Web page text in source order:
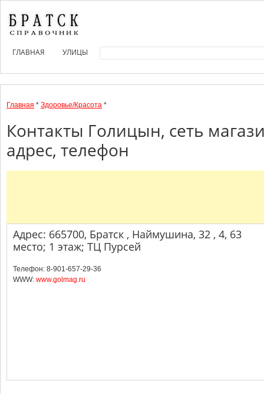
ГЛАВНАЯ УЛИЦЫ
Главная * Здоровье/Красота *
Контакты Голицын, сеть
адрес, телефон
Адрес: 665700, Братск , Наймушина, 32 , 4, 63
место; 1 этаж; ТЦ Пурсей
Телефон: 8-901-657-29-36
WWW: www.golmag.ru